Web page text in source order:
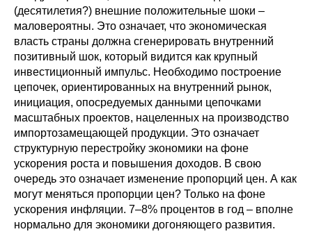
(десятилетия?) внешние положительные шоки –
маловероятны. Это означает, что экономическая
власть страны должна сгенерировать внутренний
позитивный шок, который видится как крупный
инвестиционный импульс. Необходимо построение
цепочек, ориентированных на внутренний рынок,
инициация, опосредуемых данными цепочками
масштабных проектов, нацеленных на производство
импортозамещающей продукции. Это означает
структурную перестройку экономики на фоне
ускорения роста и повышения доходов. В свою
очередь это означает изменение пропорций цен. А как
могут меняться пропорции цен? Только на фоне
ускорения инфляции. 7–8% процентов в год – вполне
нормально для экономики догоняющего развития.